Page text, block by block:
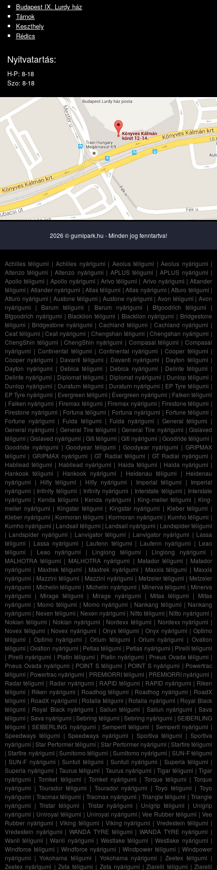
Budapest IX. Lurdy ház
Tárnok
Keszthely
Rédics
Nyitvatartás:
H-P: 8-18
Szo: 8-18
2026 © gumipark.hu - Minden jog fenntartva!
Achilles téligumi |Achilles nyárigumi | Aeolus téligumi |Aeolus nyárigumi |
Altenzo téligumi |Altenzo nyárigumi | APLUS téligumi |APLUS nyárigumi |
Apollo téligumi | Apollo nyárigumi |Arivo téligumi | Arivo nyárigumi |Atlander
téligumi | Atlander nyárigumi | Atlas téligumi |Atlas nyárigumi |Atturo téligumi |
Atturo nyárigumi |Austone téligumi |Austone nyárigumi |Avon téligumi |Avon
nyárigumi | Barum téligumi | Barum nyárigumi | Bfgoodrich téligumi |
Bfgoodrich nyárigumi | Blacklion téligumi | Blacklion nyárigumi | Bridgestone
téligumi | Bridgestone nyárigumi | Cachland téligumi | Cachland nyárigumi |
Ceat téligumi |Ceat nyárigumi | Chengshan téligumi |Chengshan nyárigumi |
ChengShin téligumi |ChengShin nyárigumi | Compasal téligumi |Compasal
nyárigumi | Continental téligumi | Continental nyárigumi | Cooper téligumi |
Cooper nyárigumi | Davanti téligumi | Davanti nyárigumi | Dayton téligumi |
Dayton nyárigumi | Debica téligumi | Debica nyárigumi | Delinte téligumi |
Delinte nyárigumi | Diplomat téligumi | Diplomat nyárigumi | Dunlop téligumi |
Dunlop nyárigumi | Duraturn téligumi | Duraturn nyárigumi | EP Tyre téligumi |
EP Tyre nyárigumi | Evergreen téligumi | Evergreen nyárigumi | Falken téligumi
| Falken nyárigumi | Firemax téligumi | Firemax nyárigumi | Firestone téligumi |
Firestone nyárigumi | Fortuna téligumi | Fortuna nyárigumi | Fortune téligumi |
Fortune nyárigumi | Fulda téligumi | Fulda nyárigumi | General téligumi |
General nyárigumi | General Tire téligumi |General Tire nyárigumi |Gislaved
téligumi |Gislaved nyárigumi | Giti téligumi |Giti nyárigumi | Goodride téligumi |
Goodride nyárigumi | Goodyear téligumi | Goodyear nyárigumi | GRIPMAX
téligumi | GRIPMAX nyárigumi |GT Radial téligumi | GT Radial nyárigumi |
Habilead téligumi | Habilead nyárigumi | Haida téligumi | Haida nyárigumi |
Hankook téligumi | Hankook nyárigumi | Heidenau téligumi | Heidenau
nyárigumi | Hifly téligumi | Hifly nyárigumi | Imperial téligumi | Imperial
nyárigumi | Infinity téligumi | Infinity nyárigumi | Interstate téligumi | Interstate
nyárigumi | Kenda téligumi | Kenda nyárigumi | King-meiler téligumi | King-
meiler nyárigumi | Kingstar téligumi | Kingstar nyárigumi | Kleber téligumi |
Kleber nyárigumi | Kormoran téligumi | Kormoran nyárigumi | Kumho téligumi |
Kumho nyárigumi | Landsail téligumi | Landsail nyárigumi | Landspider téligumi
| Landspider nyárigumi | Lanvigator téligumi | Lanvigator nyárigumi | Lassa
téligumi | Lassa nyárigumi | Laufenn téligumi | Laufenn nyárigumi | Leao
téligumi | Leao nyárigumi | Linglong téligumi | Linglong nyárigumi |
MALHOTRA téligumi | MALHOTRA nyárigumi | Matador téligumi | Matador
nyárigumi | Maxtrek téligumi | Maxtrek nyárigumi | Maxxis téligumi | Maxxis
nyárigumi | Mazzini téligumi | Mazzini nyárigumi | Metzeler téligumi | Metzeler
nyárigumi | Michelin téligumi | Michelin nyárigumi | Minerva téligumi | Minerva
nyárigumi | Mirage téligumi | Mirage nyárigumi | Mitas téligumi | Mitas
nyárigumi | Momo téligumi | Momo nyárigumi | Nankang téligumi | Nankang
nyárigumi | Nexen téligumi | Nexen nyárigumi | Nitto téligumi | Nitto nyárigumi |
Nokian téligumi | Nokian nyárigumi | Nordexx téligumi | Nordexx nyárigumi |
Novex téligumi | Novex nyárigumi | Onyx téligumi | Onyx nyárigumi | Optimo
téligumi | Optimo nyárigumi |Orium téligumi | Orium nyárigumi |Ovation
téligumi |Ovation nyárigumi | Petlas téligumi | Petlas nyárigumi | Pirelli téligumi
| Pirelli nyárigumi | Platin téligumi | Platin nyárigumi | Pneus Ovada téligumi |
Pneus Ovada nyárigumi | POINT S téligumi | POINT S nyárigumi | Powertrac
téligumi | Powertrac nyárigumi | PREMIORRI téligumi | PREMIORRI nyárigumi |
Radar téligumi | Radar nyárigumi | RAPID téligumi | RAPID nyárigumi | Riken
téligumi | Riken nyárigumi | Roadhog téligumi | Roadhog nyárigumi | RoadX
téligumi | RoadX nyárigumi | Rotalla téligumi | Rotalla nyárigumi | Royal Black
téligumi | Royal Black nyárigumi |Sailun téligumi | Sailun nyárigumi |Sava
téligumi | Sava nyárigumi |Sebring téligumi |Sebring nyárigumi |SEIBERLING
téligumi |SEIBERLING nyárigumi |Semperit téligumi | Semperit nyárigumi |
Speedways téligumi |Speedways nyárigumi | Sportiva téligumi |Sportiva
nyárigumi |Star Performer téligumi | Star Performer nyárigumi | Starfire téligumi
|Starfire nyárigumi |Sumitomo téligumi | Sumitomo nyárigumi | SUN-F téligumi
|SUN-F nyárigumi | Sunfull téligumi | Sunfull nyárigumi | Superia téligumi |
Superia nyárigumi |Taurus téligumi | Taurus nyárigumi | Tigar téligumi |Tigar
nyárigumi |Tomket téligumi | Tomket nyárigumi | Torque téligumi |Torque
nyárigumi |Tourador téligumi | Tourador nyárigumi |Toyo téligumi |Toyo
nyárigumi | Tracmax téligumi |Tracmax nyárigumi | Triangle téligumi |Triangle
nyárigumi | Tristar téligumi | Tristar nyárigumi | Unigrip téligumi | Unigrip
nyárigumi | Uniroyal téligumi | Uniroyal nyárigumi |Vee Rubber téligumi |Vee
Rubber nyárigumi | Viking téligumi | Viking nyárigumi |Vredestein téligumi |
Vredestein nyárigumi |WANDA TYRE téligumi | WANDA TYRE nyárigumi |
Wanli téligumi |Wanli nyárigumi | Westlake téligumi |Westlake nyárigumi |
Windforce téligumi | Windforce nyárigumi | Windpower téligumi | Windpower
nyárigumi | Yokohama téligumi | Yokohama nyárigumi |Zeetex téligumi |
Zeetex nyárigumi | Zeta téligumi | Zeta nyárigumi |Ziarelli téligumi | Ziarelli